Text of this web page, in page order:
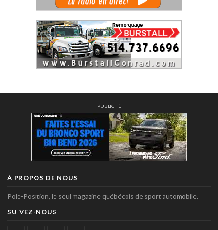
PUBLICITÉ
À PROPOS DE NOUS
Pole-Position, le seul magazine québécois de sport automobile.
SUIVEZ-NOUS